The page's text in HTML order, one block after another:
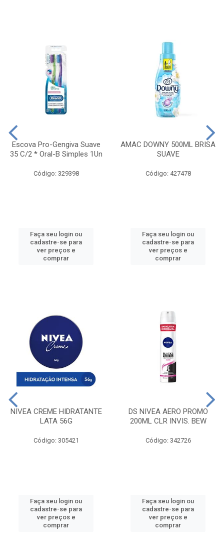
Escova Pro-Gengiva Suave
35 C/2 * Oral-B Simples 1Un
Código: 329398
Faça seu login ou
cadastre-se para
ver preços e
comprar
AMAC DOWNY 500ML BRISA
SUAVE
Código: 427478
Faça seu login ou
cadastre-se para
ver preços e
comprar
NIVEA CREME HIDRATANTE
LATA 56G
Código: 305421
Faça seu login ou
cadastre-se para
ver preços e
comprar
DS NIVEA AERO PROMO
200ML CLR INVIS. BEW
Código: 342726
Faça seu login ou
cadastre-se para
ver preços e
comprar